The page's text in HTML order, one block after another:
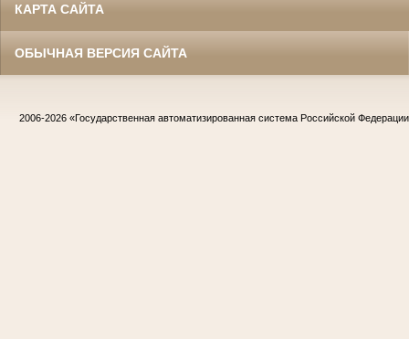
КАРТА САЙТА
ОБЫЧНАЯ ВЕРСИЯ САЙТА
2006-2026 «Государственная автоматизированная система Российской